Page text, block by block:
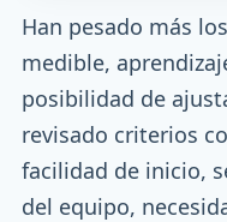
Han pesado más
medible,
posibilidad de
revisado criterios
facilidad de inicio,
del equipo,